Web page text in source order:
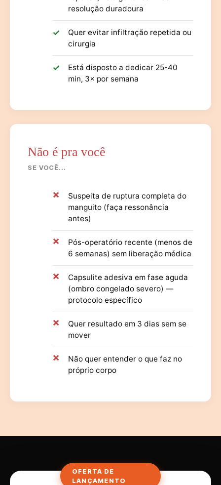
resolução duradoura
Quer evitar infiltração repetida ou
cirurgia
Está disposto a dedicar 25-40
min, 3× por semana
Não é pra você
SE VOCÊ...
Suspeita de ruptura completa do
manguito (faça ressonância
antes)
Pós-operatório recente (menos de
6 semanas) sem liberação médica
Capsulite adesiva em fase aguda
(ombro congelado severo) —
protocolo específico
Quer resultado em 3 dias sem se
mover
Não quer entender o que faz no
próprio corpo
OFERTA DE
LANÇAMENTO